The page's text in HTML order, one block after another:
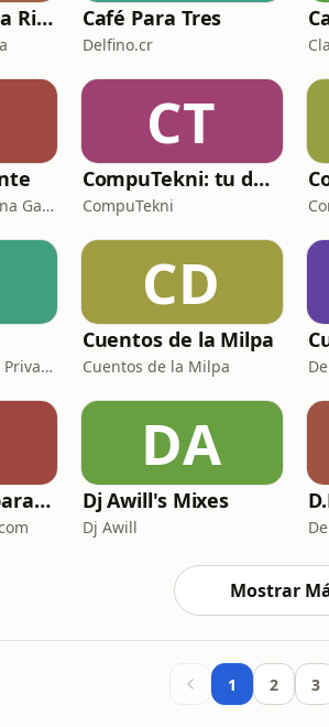
Bufete de Costa Rica Café Para Tres
Delfino.cr
Psicóloga Dra. Viviana Garcia y Dr. Psicólogo Esteban Carvajal
CT
CompuTekni: tu dosis de tech al dia
CompuTekni
Colegio Contadores Privados de Costa Rica
CD
Cuentos de la Milpa
Cuentos de la Milpa
Discípulos: Reparando las redes con Luis Diego Carranza
DA
Dj Awill's Mixes
Dj Awill
Mostrar
1 2 3